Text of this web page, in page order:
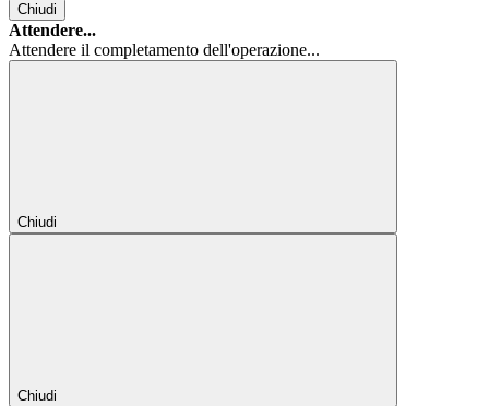
Chiudi
Attendere...
Attendere il completamento dell'operazione...
Chiudi
Chiudi